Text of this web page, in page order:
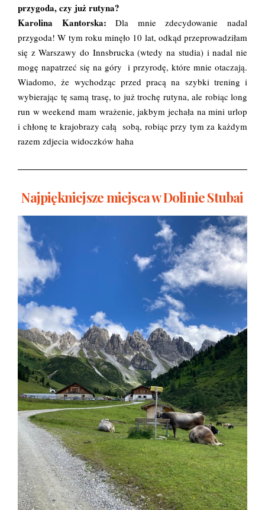
przygoda, czy już rutyna?
Karolina Kantorska:Dla mnie zdecydowanie nadal
przygoda! W tym roku minęło 10 lat, odkąd przeprowadziłam
się z Warszawy do Innsbrucka (wtedy na studia) i nadal nie
mogę napatrzeć się na góry i przyrodę, które mnie otaczają.
Wiadomo, że wychodząc przed pracą na szybki trening i
wybierając tę samą trasę, to już trochę rutyna, ale robiąc long
run w weekend mam wrażenie, jakbym jechała na mini urlop
i chłonę te krajobrazy całą sobą, robiąc przy tym za każdym
razem zdjecia widoczków haha
Najpiękniejsze miejsca w Dolinie Stubai